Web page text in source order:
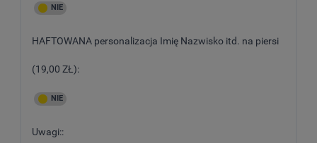
HAFTOWANA personalizacja Imię Nazwisko itd. na piersi
(19,00 ZŁ):
Uwagi::